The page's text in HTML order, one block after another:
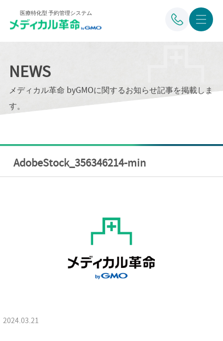
医療特化型 予約管理システム
NEWS
メディカル革命 byGMOに関するお知らせ記事を掲載しま
す。
AdobeStock_356346214-min
2024.03.21